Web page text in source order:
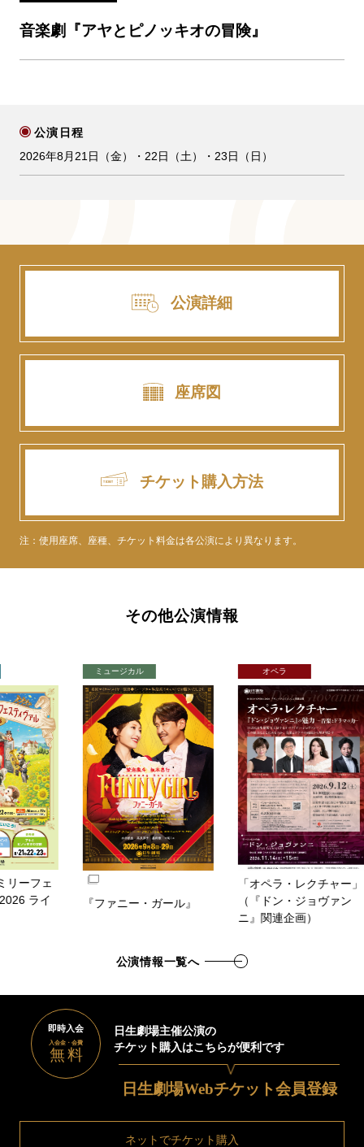
音楽劇『アヤとピノッキオの冒険』
公演日程
2026年8月21日（金）・22日（土）・23日（日）
公演詳細
座席図
チケット購入方法
注：使用座席、座種、チケット料金は各公演により異なります。
その他公演情報
ニー・ガール』
「オペラ・レクチャー」
（『ドン・ジョヴァン
KURUMU
Concert『The
公演情報一覧へ
即時入会
入会金・会費
無料
日生劇場主催公演の
チケット購入はこちらが便利です
日生劇場Webチケット会員登録
ネットでチケット購入